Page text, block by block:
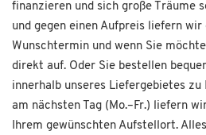
finanzieren und sich große Träume
und gegen einen Aufpreis liefern wir
Wunschtermin und wenn Sie
direkt auf. Oder Sie bestellen
innerhalb unseres Liefergebietes zu
am nächsten Tag (Mo.–Fr.) liefern
Ihrem gewünschten Aufstellort.